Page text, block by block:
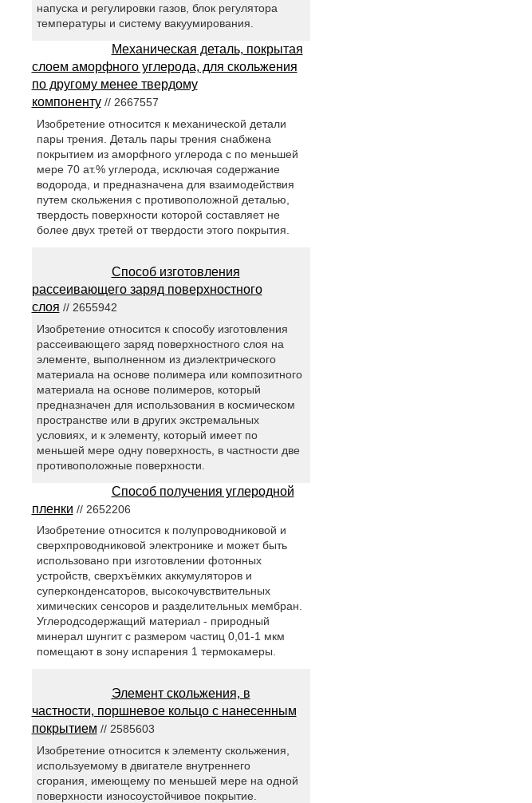
напуска и регулировки газов, блок регулятора
температуры и систему вакуумирования.
Механическая деталь, покрытая
слоем аморфного углерода, для скольжения
по другому менее твердому
компоненту// 2667557
Изобретение относится к механической детали
пары трения. Деталь пары трения снабжена
покрытием из аморфного углерода с по меньшей
мере 70 ат.% углерода, исключая содержание
водорода, и предназначена для взаимодействия
путем скольжения с противоположной деталью,
твердость поверхности которой составляет не
более двух третей от твердости этого покрытия.
Способ изготовления
рассеивающего заряд поверхностного
слоя // 2655942
Изобретение относится к способу изготовления
рассеивающего заряд поверхностного слоя на
элементе, выполненном из диэлектрического
материала на основе полимера или композитного
материала на основе полимеров, который
предназначен для использования в космическом
пространстве или в других экстремальных
условиях, и к элементу, который имеет по
меньшей мере одну поверхность, в частности две
противоположные поверхности.
Способ получения углеродной
пленки // 2652206
Изобретение относится к полупроводниковой и
сверхпроводниковой электронике и может быть
использовано при изготовлении фотонных
устройств, сверхъёмких аккумуляторов и
суперконденсаторов, высокочувствительных
химических сенсоров и разделительных мембран.
Углеродсодержащий материал - природный
минерал шунгит с размером частиц 0,01-1 мкм
помещают в зону испарения 1 термокамеры.
Элемент скольжения, в
частности, поршневое кольцо с нанесенным
покрытием // 2585603
Изобретение относится к элементу скольжения,
используемому в двигателе внутреннего
сгорания, имеющему по меньшей мере на одной
поверхности износоустойчивое покрытие.